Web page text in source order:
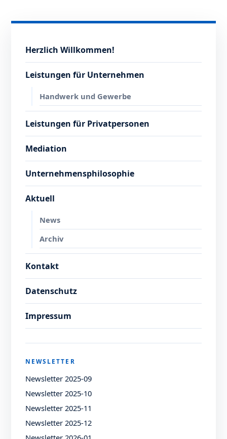
Herzlich Willkommen!
Leistungen für Unternehmen
Handwerk und Gewerbe
Leistungen für Privatpersonen
Mediation
Unternehmensphilosophie
Aktuell
News
Archiv
Kontakt
Datenschutz
Impressum
NEWSLETTER
Newsletter 2025-09
Newsletter 2025-10
Newsletter 2025-11
Newsletter 2025-12